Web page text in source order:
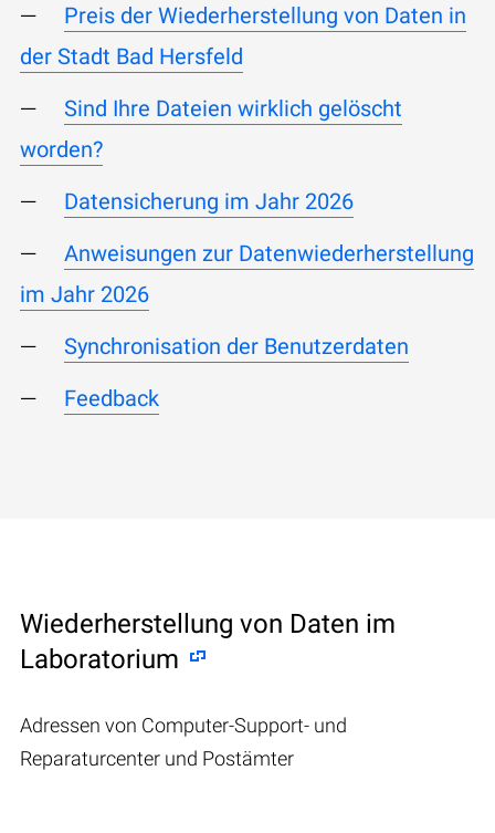
Preis der Wiederherstellung von Daten in
der Stadt Bad Hersfeld
Sind Ihre Dateien wirklich gelöscht
worden?
Datensicherung im Jahr 2026
Anweisungen zur Datenwiederherstellung
im Jahr 2026
Synchronisation der Benutzerdaten
Feedback
Wiederherstellung von Daten im
Laboratorium
Adressen von Computer-Support- und
Reparaturcenter und Postämter